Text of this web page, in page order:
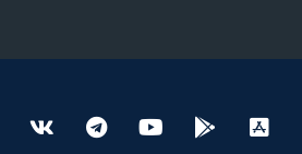
Конференция «Восток»